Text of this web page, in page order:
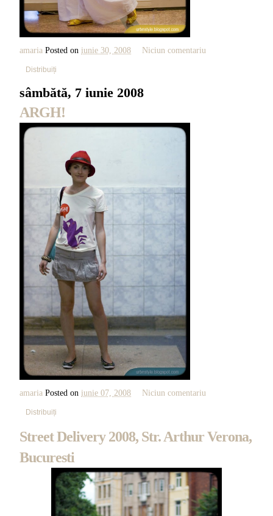
amaria Posted on iunie 30, 2008 Niciun comentariu
Distribuiți
sâmbătă, 7 iunie 2008
ARGH!
amaria Posted on iunie 07, 2008 Niciun comentariu
Distribuiți
Street Delivery 2008, Str. Arthur Verona,
Bucuresti